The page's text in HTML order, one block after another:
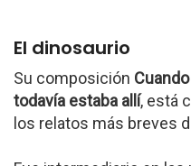
El dinosaurio
Su composición
todavía estaba allí, está
los relatos más breves